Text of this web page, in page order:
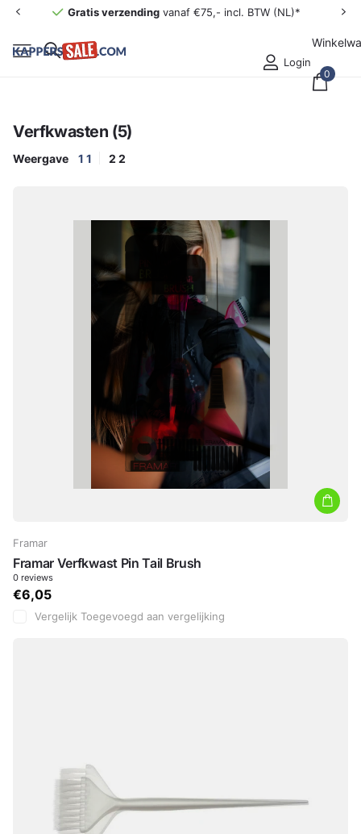
Gratis verzending vanaf €75,- incl. BTW (NL)*
Login
0
Verfkwasten (5)
Weergave 1 1 2 2
Framar
Framar Verfkwast Pin Tail Brush
0 reviews
€6,05
Vergelijk Toegevoegd aan vergelijking